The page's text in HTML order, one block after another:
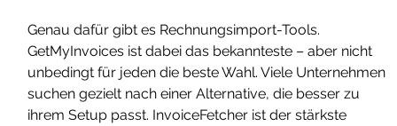
Genau dafür gibt es Rechnungsimport-Tools.
GetMyInvoices ist dabei das bekannteste – aber nicht
unbedingt für jeden die beste Wahl. Viele Unternehmen
suchen gezielt nach einer Alternative, die besser zu
ihrem Setup passt. InvoiceFetcher ist der stärkste